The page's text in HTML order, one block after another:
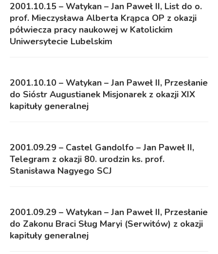
2001.10.15 – Watykan – Jan Paweł II, List do o.
prof. Mieczysława Alberta Krąpca OP z okazji
półwiecza pracy naukowej w Katolickim
Uniwersytecie Lubelskim
2001.10.10 – Watykan – Jan Paweł II, Przesłanie
do Sióstr Augustianek Misjonarek z okazji XIX
kapituły generalnej
2001.09.29 – Castel Gandolfo – Jan Paweł II,
Telegram z okazji 80. urodzin ks. prof.
Stanisława Nagyego SCJ
2001.09.29 – Watykan – Jan Paweł II, Przesłanie
do Zakonu Braci Sług Maryi (Serwitów) z okazji
kapituły generalnej